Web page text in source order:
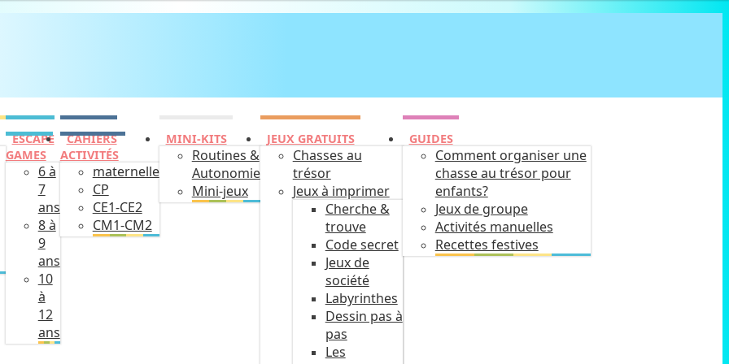
ESCAPE
GAMES
6 à
7
ans
8 à
9
ans
10
à
12
ans
CAHIERS
ACTIVITÉS
maternelle
CP
CE1-CE2
CM1-CM2
MINI-KITS
Routines &
Autonomie
Mini-jeux
JEUX GRATUITS
Chasses au
trésor
Jeux à imprimer
Cherche &
trouve
Code secret
Jeux de
société
Labyrinthes
Dessin pas à
pas
Les
GUIDES
Comment organiser une
chasse au trésor pour
enfants?
Jeux de groupe
Activités manuelles
Recettes festives